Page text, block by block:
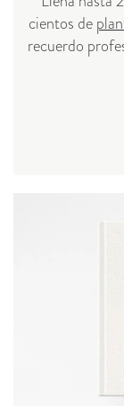
cientos de
recuerdo